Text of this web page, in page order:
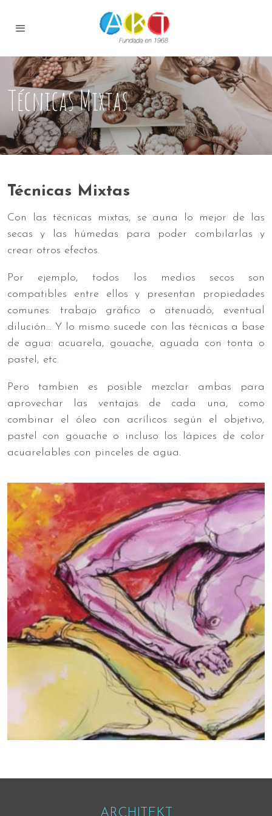
Técnicas Mixtas
Técnicas Mixtas
Con las técnicas mixtas, se auna lo mejor de las
secas y las húmedas para poder combilarlas y
crear otros efectos.
Por ejemplo, todos los medios secos son
compatibles entre ellos y presentan propiedades
comunes: trabajo gráfico o atenuado, eventual
dilución... Y lo mismo sucede con las técnicas a base
de agua: acuarela, gouache, aguada con tonta o
pastel, etc.
Pero tambien es posible mezclar ambas para
aprovechar las ventajas de cada una, como
combinar el óleo con acrílicos según el objetivo,
pastel con gouache o incluso los lápices de color
acuarelables con pinceles de agua.
ARCHITEKT